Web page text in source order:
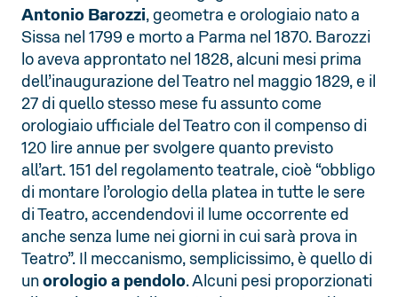
Antonio Barozzi, geometra e orologiaio nato a
Sissa nel 1799 e morto a Parma nel 1870. Barozzi
lo aveva approntato nel 1828, alcuni mesi prima
dell’inaugurazione del Teatro nel maggio 1829, e il
27 di quello stesso mese fu assunto come
orologiaio ufficiale del Teatro con il compenso di
120 lire annue per svolgere quanto previsto
all’art. 151 del regolamento teatrale, cioè “obbligo
di montare l’orologio della platea in tutte le sere
di Teatro, accendendovi il lume occorrente ed
anche senza lume nei giorni in cui sarà prova in
Teatro”. Il meccanismo, semplicissimo, è quello di
unorologio a pendolo. Alcuni pesi proporzionati